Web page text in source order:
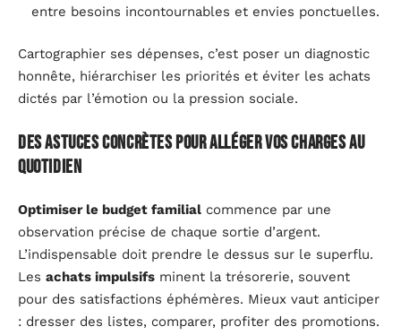
entre besoins incontournables et envies ponctuelles.
Cartographier ses dépenses, c’est poser un diagnostic
honnête, hiérarchiser les priorités et éviter les achats
dictés par l’émotion ou la pression sociale.
Des astuces concrètes pour alléger vos charges au
quotidien
Optimiser le budget familial commence par une
observation précise de chaque sortie d’argent.
L’indispensable doit prendre le dessus sur le superflu.
Les achats impulsifs minent la trésorerie, souvent
pour des satisfactions éphémères. Mieux vaut anticiper
: dresser des listes, comparer, profiter des promotions.